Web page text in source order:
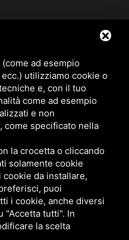
- Codice fiscale 03472740376
Sociale €. 120.000 int. versati -
reCAPTCHA v3,
ad esempio
utilizziamo cookie o
e, con il tuo
come ad esempio
e non
come specificato nella
la crocetta o cliccando
solamente cookie
da installare,
puoi
i cookie, anche diversi
"Accetta tutti". In
la scelta